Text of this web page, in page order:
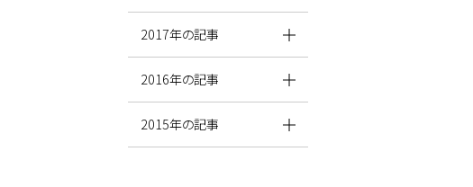
2017年の記事
2016年の記事
2015年の記事